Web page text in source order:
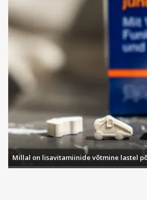
Millal on lisavitamiinide võtmine lastel